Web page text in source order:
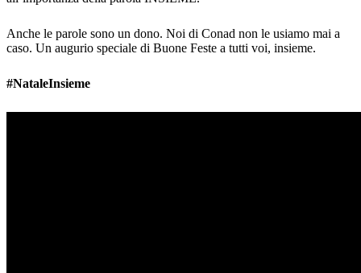
Anche le parole sono un dono. Noi di Conad non le usiamo mai a
caso. Un augurio speciale di Buone Feste a tutti voi, insieme.
#NataleInsieme